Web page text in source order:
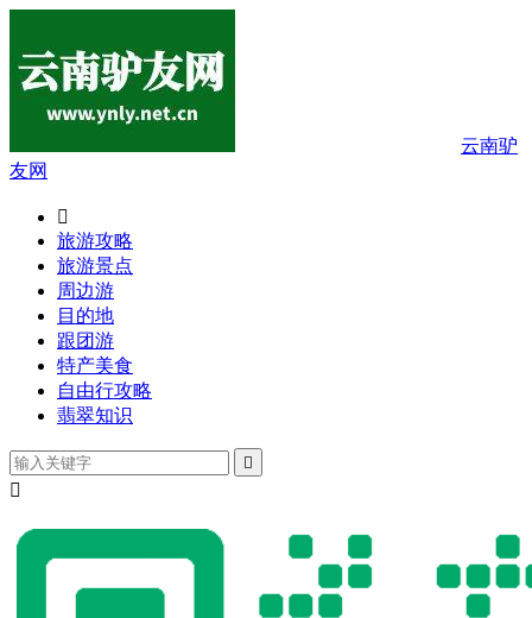
云南驴
友网

旅游攻略
旅游景点
周边游
目的地
跟团游
特产美食
自由行攻略
翡翠知识

